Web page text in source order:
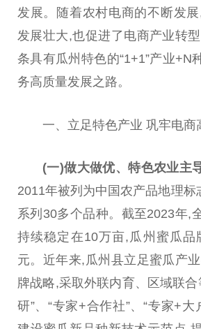
发展。随着农村电商的不断发
发展壮大,也促进了电商产业转
条具有瓜州特色的“1+1”产业+N
务高质量发展之路。
一、立足特色产业 巩牢电商
(一)做大做优、特色农业主
2011年被列为中国农产品地理标
系列30多个品种。截至2023年,
持续稳定在10万亩,瓜州蜜瓜品
元。近年来,瓜州县立足蜜瓜产
牌战略,采取外联内育、区域联合
研”、“专家+合作社”、“专家+大